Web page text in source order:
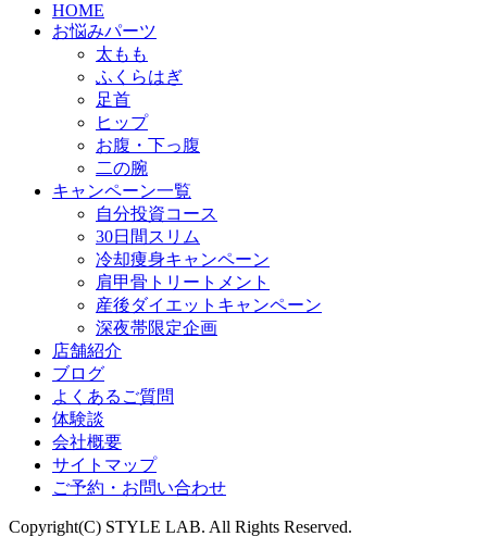
HOME
お悩みパーツ
太もも
ふくらはぎ
足首
ヒップ
お腹・下っ腹
二の腕
キャンペーン一覧
自分投資コース
30日間スリム
冷却痩身キャンペーン
肩甲骨トリートメント
産後ダイエットキャンペーン
深夜帯限定企画
店舗紹介
ブログ
よくあるご質問
体験談
会社概要
サイトマップ
ご予約・お問い合わせ
Copyright(C) STYLE LAB. All Rights Reserved.